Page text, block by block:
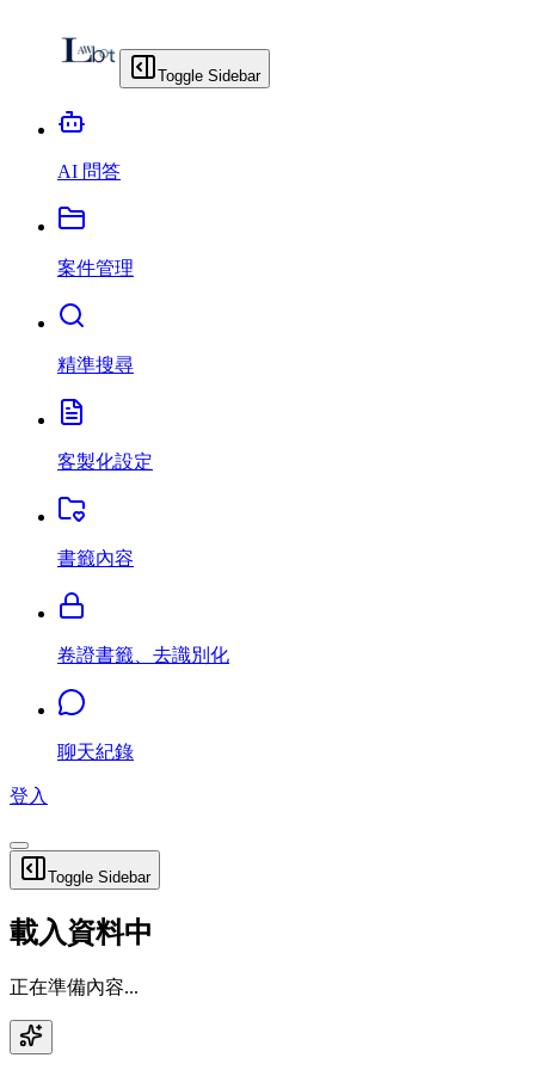
Toggle Sidebar
AI 問答
案件管理
精準搜尋
客製化設定
書籤內容
卷證書籤、去識別化
聊天紀錄
登入
Toggle Sidebar
載入資料中
正在準備內容...